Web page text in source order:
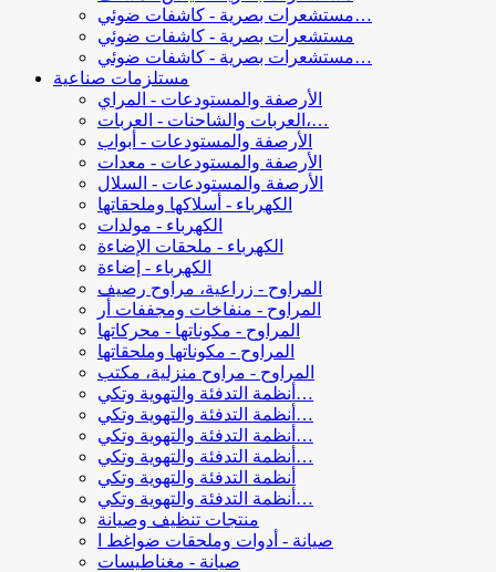
مستشعرات بصرية - كاشفات ضوئي…
مستشعرات بصرية - كاشفات ضوئي
مستشعرات بصرية - كاشفات ضوئي…
مستلزمات صناعية
الأرصفة والمستودعات - المراي
العربات والشاحنات - العربات،…
الأرصفة والمستودعات - أبواب
الأرصفة والمستودعات - معدات
الأرصفة والمستودعات - السلال
الكهرباء - أسلاكها وملحقاتها
الكهرباء - مولدات
الكهرباء - ملحقات الإضاءة
الكهرباء - إضاءة
المراوح - زراعية، مراوح رصيف
المراوح - منفاخات ومجففات أر
المراوح - مكوناتها - محركاتها
المراوح - مكوناتها وملحقاتها
المراوح - مراوح منزلية، مكتب
أنظمة التدفئة والتهوية وتكي…
أنظمة التدفئة والتهوية وتكي…
أنظمة التدفئة والتهوية وتكي…
أنظمة التدفئة والتهوية وتكي…
أنظمة التدفئة والتهوية وتكي
أنظمة التدفئة والتهوية وتكي…
منتجات تنظيف وصيانة
صيانة - أدوات وملحقات ضواغط ا
صيانة - مغناطيسات